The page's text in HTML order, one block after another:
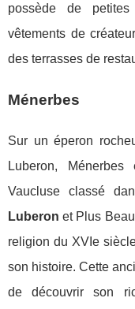
possède de
vêtements de
des terrasses de
Ménerbes
Sur un éperon
Luberon,
Vaucluse classé
Luberon et Plus
religion du XVIe
son histoire. Cette
de découvrir son